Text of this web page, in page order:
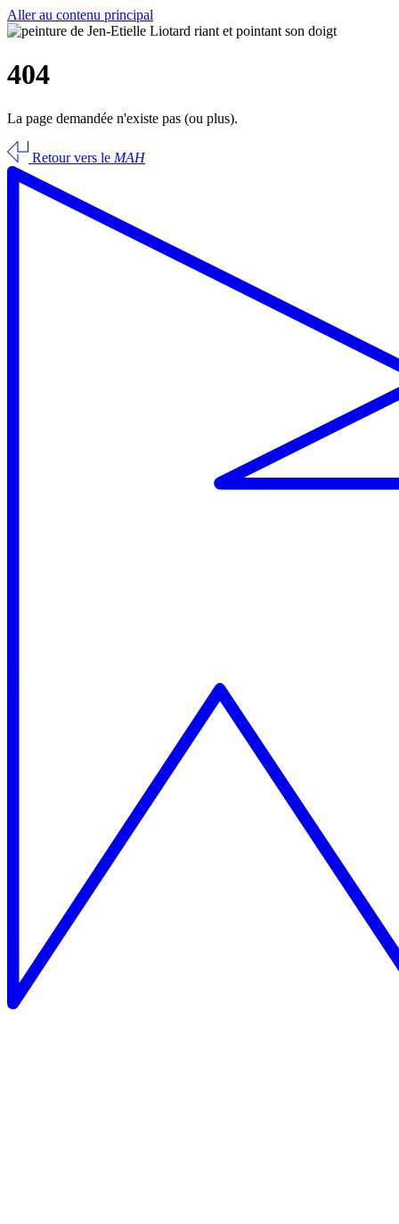
Aller au contenu principal
404
La page demandée n'existe pas (ou plus).
Retour vers le MAH